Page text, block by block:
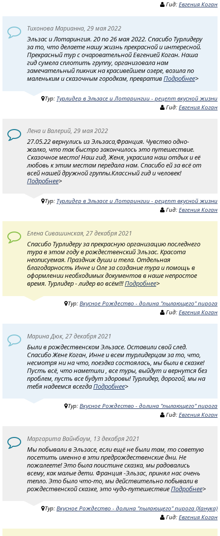
Гид: Евгения Коган
Тихонова Марианна, 29 мая 2022
Эльзас и Лотарингия. 20 по 26 мая 2022. Спасибо Турлидеру
за то, что делаете нашу жизнь прекрасной и интересной.
Прекрасный тур с очаровательной Евгенией Коган. Наша
гид сумела сплотить группу, организовала нам
замечательный пикник на красивейшем озере, возила по
маленьким и сказочным городкам, превративПодробнее>
Тур: Турлидер в Эльзасе и Лотарингии - рецепт вкусной жизни
Гид: Евгения Коган
Лена и Валерий, 29 мая 2022
27.05.22 вернулись из Эльзаса,Франция. Чувство одно-
жалко, что так быстро закончилось это путешествие.
Сказочное место! Наш гид, Женя, украсила наш отдых и её
любовь к этим местам передала нам. Спасибо ей за всё от
всей нашей дружной группы.Классный гид и человек!
Подробнее>
Тур: Турлидер в Эльзасе и Лотарингии - рецепт вкусной жизни
Гид: Евгения Коган
Елена Сивашинская, 27 декабря 2021
Спасибо Турлидеру за прекрасную организацию последнего
тура в этом году в рождественский Эльзас. Красота
неописуемая. Праздник души и тела. Отдельная
благодарность Инне и Оле за создание тура и помощь в
оформлении необходимых документов в наше непростое
время. Турлидер - лидер во всём!!!Подробнее>
Тур: Вкусное Рождество - долина "пылающего" пирога
Гид: Евгения Коган
Марина Дюк, 27 декабря 2021
Были в рождественском Эльзасе. Оставили свой след.
Спасибо Жене Коган, Инне и всем турлидерцам за то, что,
несмотря ни на что, поездка состоялась, мы были в сказке!
Пусть всё, что наметили , все туры, выйдут и вернутся без
проблем, пусть все будут здоровы! Турлидер, дорогой, мы на
тебя надеемся всегдаПодробнее>
Тур: Вкусное Рождество - долина "пылающего" пирога
Гид: Евгения Коган
Маргарита Вайнбаум, 13 декабря 2021
Мы побывали в Эльзасе, если ещё не были там, то советую
посетить именно в эти предрождественские дни. Не
пожалеете! Это была поистине сказка, мы радовались
всему, как малые дети. Франция -Эльзас, принял нас очень
тепло. Это было что-то, мы действительно побывали в
рождественской сказке, это чудо-путешествиеПодробнее>
Тур: Вкусное Рождество - долина "пылающего" пирога (Ханука)
Гид: Евгения Коган